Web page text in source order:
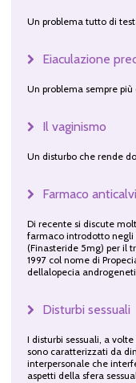
Un problema tutto di
Eiaculazione
Un problema sempre più
Il vaginismo
Un disturbo che rende
Farmaco
Di recente si discute
farmaco introdotto negli
(Finasteride 5mg) per il
1997 col nome di
dellalopecia
Disturbi sessuali
I disturbi sessuali, a
sono caratterizzati da
interpersonale che
aspetti della sfera